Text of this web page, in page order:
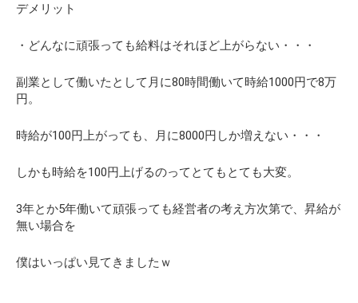
デメリット
・どんなに頑張っても給料はそれほど上がらない・・・
副業として働いたとして月に80時間働いて時給1000円で8万
円。
時給が100円上がっても、月に8000円しか増えない・・・
しかも時給を100円上げるのってとてもとても大変。
3年とか5年働いて頑張っても経営者の考え方次第で、昇給が
無い場合を
僕はいっぱい見てきましたｗ